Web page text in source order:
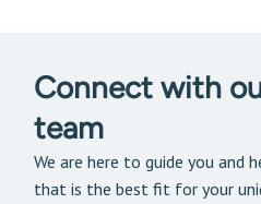
Connect with
team
We are here to guide you and
that is the best fit for your